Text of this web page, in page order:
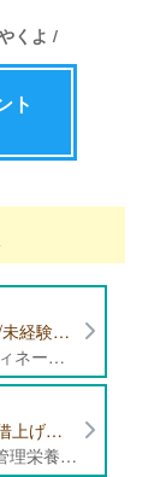
くよ /
ト
【港区】日勤帯勤務/年間休日120日以上/未経験者歓迎/健康食品の臨床試験に携わる管理栄養士・栄養士の治験コーディネーター募集！
＜企業の施設管理部における治験コーディネーター業務全般＞ ・健康食品の臨床試験に伴う指導 ・スケジュール調整等の被験者管理 ・データ収集、書類作成 ・医療機関にて被験者への説明や誘導 ・栄養指導、栄養計算
【中野区】年間休日123日/賞与4ヶ月分/借上げ住宅制度あり 認定こども園（定員210名）にて管理栄養士・栄養士募集！
＜認定こども園（定員210名）における管理栄養士・栄養士業務全般＞ ・管理栄養士、栄養士業務全般